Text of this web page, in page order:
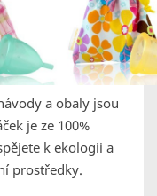
a obaly jsou
je ze 100%
k ekologii a
prostředky.